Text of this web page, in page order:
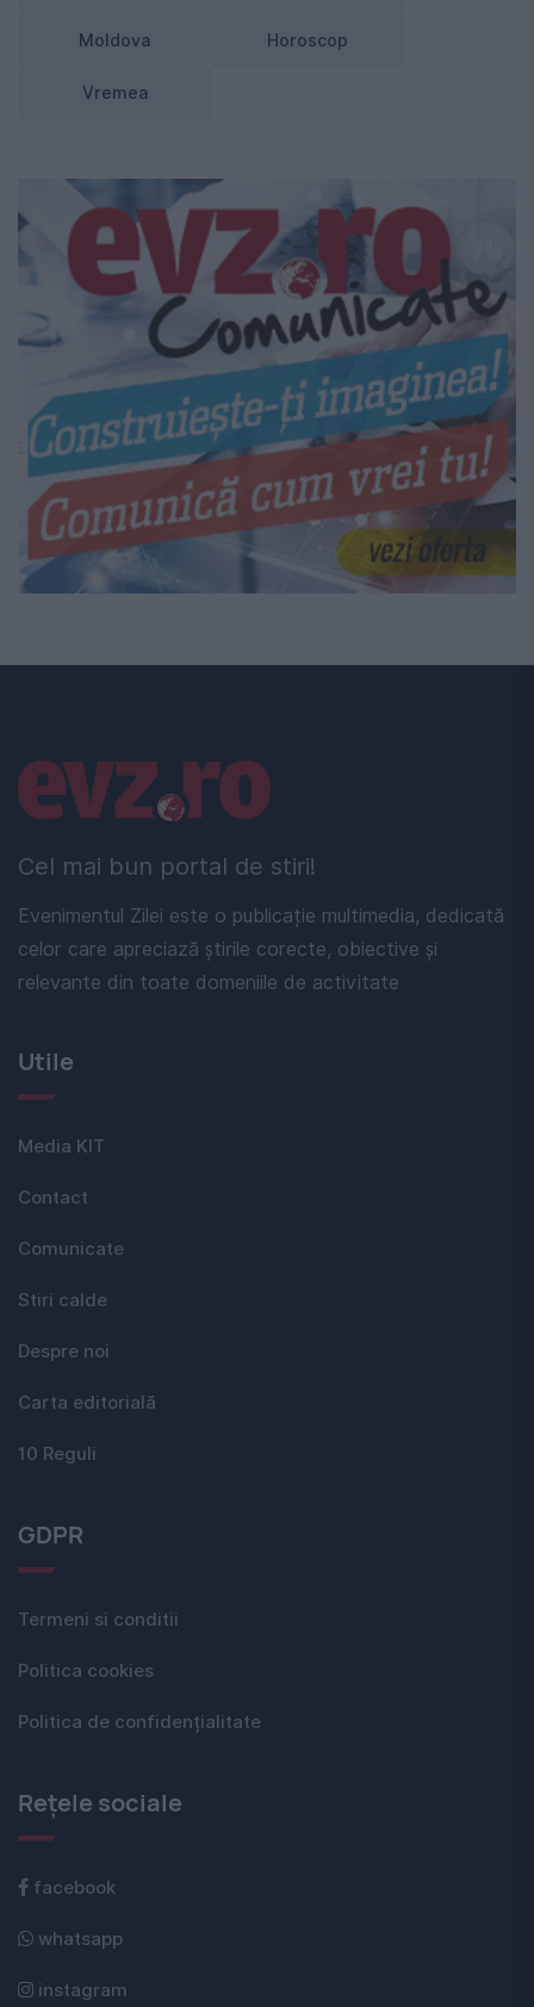
Moldova Horoscop
Vremea
Cel mai bun portal de stiri!
Evenimentul Zilei este o publicație multimedia, dedicată
celor care apreciază știrile corecte, obiective și
relevante din toate domeniile de activitate
Linkuri utile
Utile
Media KIT
Contact
Comunicate
Stiri calde
Despre noi
Carta editorială
10 Reguli
GDPR
Termeni si conditii
Politica cookies
Politica de confidențialitate
Rețele sociale
facebook
whatsapp
instagram